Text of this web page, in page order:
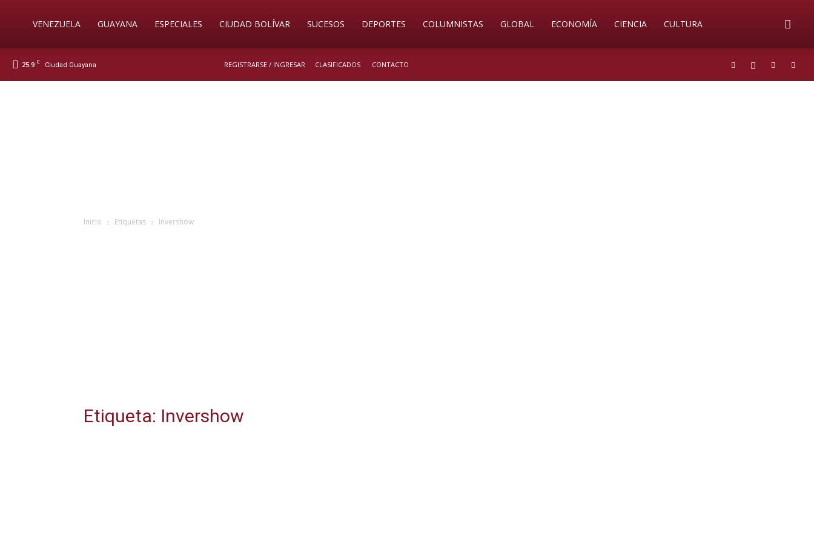
SoyVENEZUELA GUAYANA ESPECIALES CIUDAD BOLÍVAR SUCESOS DEPORTES COLUMNISTAS GLOBAL ECONOMÍA CIENCIA CULTURA
25.9 C Ciudad Guayana REGISTRARSE / INGRESAR CLASIFICADOS CONTACTO
Inicio Etiquetas Invershow
Etiqueta: Invershow